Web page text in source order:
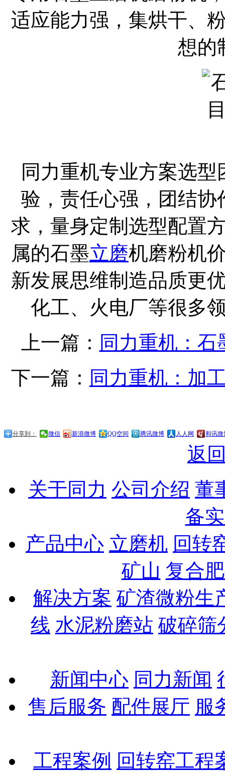
适应能力强，集烘干、
想的
同力重机专业方案选
验，责任心强，团结
求，量身定制选型配置
属的石墨立磨机磨粉机
新发展思维制造品质更
化工、火电厂等很多
上一篇： 同力重机：
下一篇： 同力重机：加
分享到： 微信 新浪微博 QQ空间 腾讯微博 人人网 和讯微
返
关于同力 公司介绍 董
备
产品中心 立磨机 回转
矿山 复合
解决方案 矿渣微粉生
线 水泥粉磨站 破碎筛
新闻中心 同力新闻
售后服务 配件展厅 服
工程案例 回转窑工程